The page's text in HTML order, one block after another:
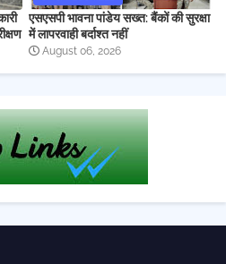
एसएसपी भावना पांडेय सख्त: बैंकों की सुरक्षा
में लापरवाही बर्दाश्त नहीं
August 06, 2026